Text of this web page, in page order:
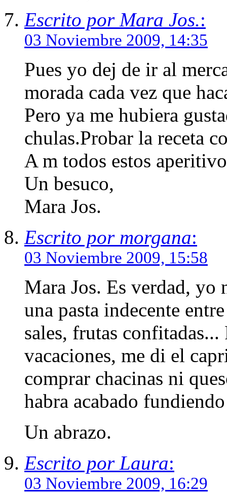
Escrito por Mara Jos.:
03 Noviembre 2009, 14:35
Pues yo dej de ir al
morada cada vez que
Pero ya me hubiera
chulas.Probar la receta
A m todos estos
Un besuco,
Mara Jos.
Escrito por morgana:
03 Noviembre 2009, 15:58
Mara Jos. Es verdad, yo
una pasta indecente
sales, frutas
vacaciones, me di el
comprar chacinas ni
habra acabado
Un abrazo.
Escrito por Laura:
03 Noviembre 2009, 16:29